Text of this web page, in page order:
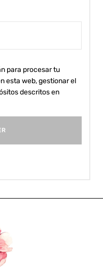
para procesar tu
esta web, gestionar el
descritos en